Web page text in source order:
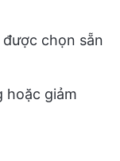
chọn sẵn
hoặc giảm